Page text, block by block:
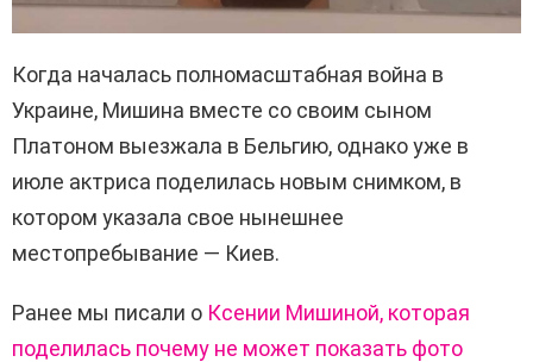
Когда началась полномасштабная война в
Украине, Мишина вместе со своим сыном
Платоном выезжала в Бельгию, однако уже в
июле актриса поделилась новым снимком, в
котором указала свое нынешнее
местопребывание — Киев.
Ранее мы писали о Ксении Мишиной, которая
поделилась почему не может показать фото